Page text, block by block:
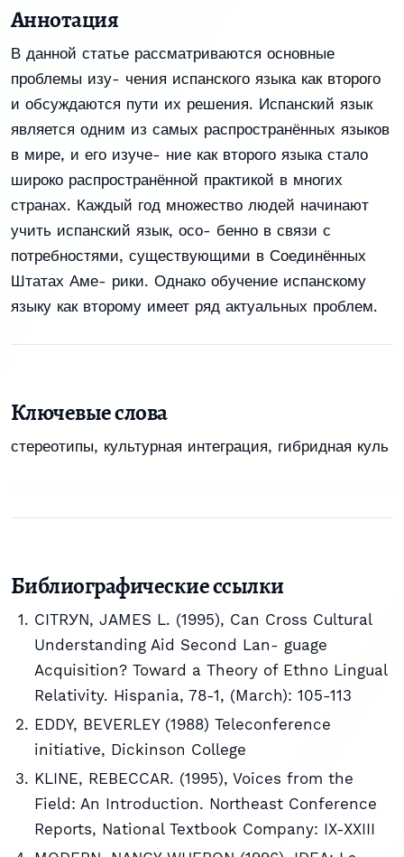
Аннотация
В данной статье рассматриваются основные
проблемы изу- чения испанского языка как второго
и обсуждаются пути их решения. Испанский язык
является одним из самых распространённых языков
в мире, и его изуче- ние как второго языка стало
широко распространённой практикой в многих
странах. Каждый год множество людей начинают
учить испанский язык, осо- бенно в связи с
потребностями, существующими в Соединённых
Штатах Аме- рики. Однако обучение испанскому
языку как второму имеет ряд актуальных проблем.
Ключевые слова
стереотипы, культурная интеграция, гибридная куль
Библиографические ссылки
CITRУN, JAMES L. (1995), Can Cross Cultural
Understanding Aid Second Lan- guage
Acquisition? Toward a Theory of Ethno Lingual
Relativity. Hispania, 78-1, (March): 105-113
EDDY, BEVERLEY (1988) Teleconference
initiative, Dickinson College
KLINE, REBECCAR. (1995), Voices from the
Field: An Introduction. Northeast Conference
Reports, National Textbook Company: IX-XXIII